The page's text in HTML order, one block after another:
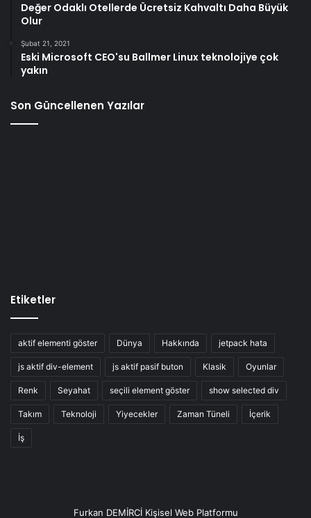
Değer Odaklı Otellerde Ücretsiz Kahvaltı Daha Büyük
Olur
Şubat 21, 2021
Eski Microsoft CEO'su Ballmer Linux teknolojiye çok
yakın
Son Güncellenen Yazılar
Etiketler
aktif elementi göster Dünya Hakkında jetpack hata
js aktif div-element js aktif pasif buton Klasik Oyunlar
Renk Seyahat seçili element göster show selected div
Takım Teknoloji Yiyecekler Zaman Tüneli İçerik
İş
Furkan DEMİRCİ Kişisel Web Platformu